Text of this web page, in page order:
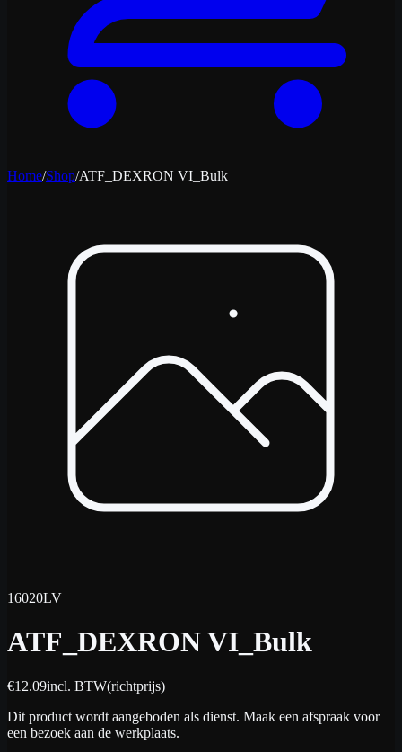
Home/Shop/ATF_DEXRON VI_Bulk
16020LV
ATF_DEXRON VI_Bulk
€12.09incl. BTW(richtprijs)
Dit product wordt aangeboden als dienst. Maak een afspraak voor
een bezoek aan de werkplaats.